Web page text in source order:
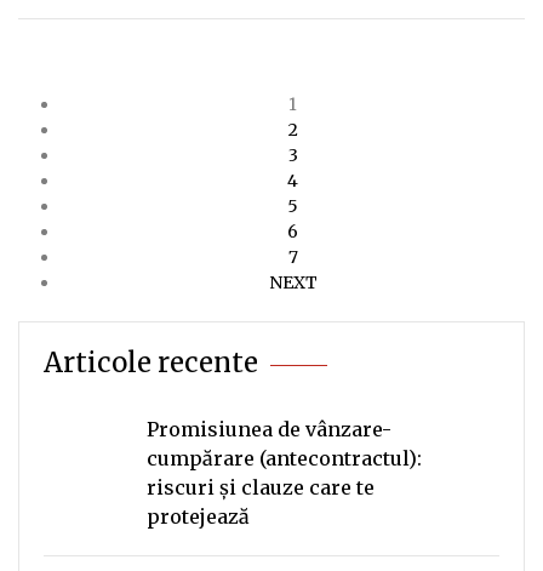
1
2
3
4
5
6
7
NEXT
Articole recente
Promisiunea de vânzare-
cumpărare (antecontractul):
riscuri și clauze care te
protejează